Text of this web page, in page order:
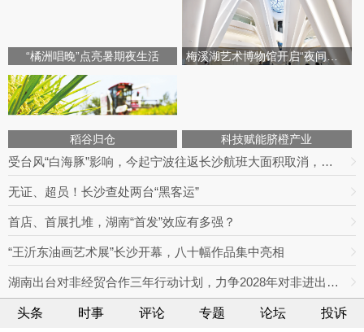
“橘洲唱晚”点亮暑期夜生活 梅溪湖艺术博物馆开启“夜间模式”
稻谷归仓 科技赋能脐橙产业
受台风“白海豚”影响，今起宁波往返长沙航班大面积取消，明日19趟次全部停飞｜出行早知道
无证、超员！长沙查处两台“黑客运”
首店、首展扎堆，湖南“首发”效应有多强？
“王沂东油画艺术展”长沙开幕，八十幅作品集中亮相
湖南出台对非经贸合作三年行动计划，力争2028年对非进出口额达800亿元
头条 时事 评论 专题 论坛 投诉